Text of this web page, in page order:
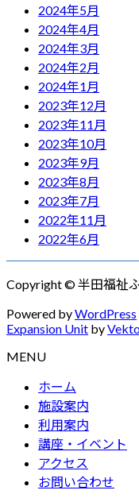
2024年5月
2024年4月
2024年3月
2024年2月
2024年1月
2023年12月
2023年11月
2023年10月
2023年9月
2023年8月
2023年7月
2022年11月
2022年6月
Copyright © 半田福祉
Powered byWordPress
Expansion Unit by
MENU
ホーム
施設案内
利用案内
講座・イベント
アクセス
お問い合わせ